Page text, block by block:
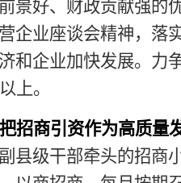
景好、财政贡献强的
企业座谈会精神，落
和企业加快发展。力
以上。
招商引资作为高质量
县级干部牵头的招商